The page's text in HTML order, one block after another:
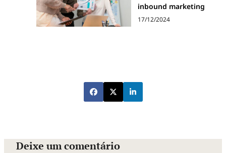
inbound marketing
17/12/2024
Deixe um comentário